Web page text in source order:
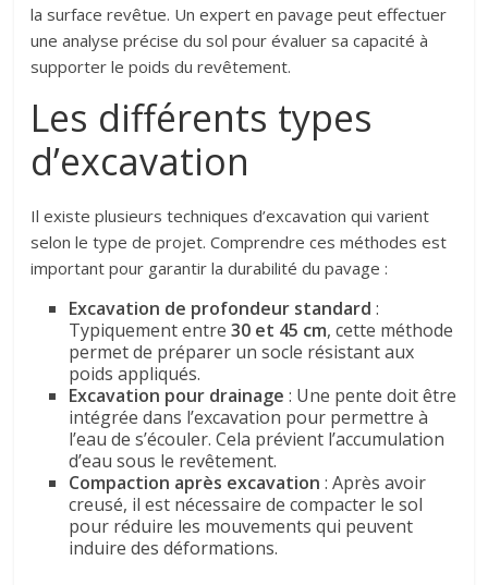
la surface revêtue. Un expert en pavage peut effectuer
une analyse précise du sol pour évaluer sa capacité à
supporter le poids du revêtement.
Les différents types
d’excavation
Il existe plusieurs techniques d’excavation qui varient
selon le type de projet. Comprendre ces méthodes est
important pour garantir la durabilité du pavage :
Excavation de profondeur standard :
Typiquement entre30 et 45 cm, cette méthode
permet de préparer un socle résistant aux
poids appliqués.
Excavation pour drainage : Une pente doit être
intégrée dans l’excavation pour permettre à
l’eau de s’écouler. Cela prévient l’accumulation
d’eau sous le revêtement.
Compaction après excavation : Après avoir
creusé, il est nécessaire de compacter le sol
pour réduire les mouvements qui peuvent
induire des déformations.